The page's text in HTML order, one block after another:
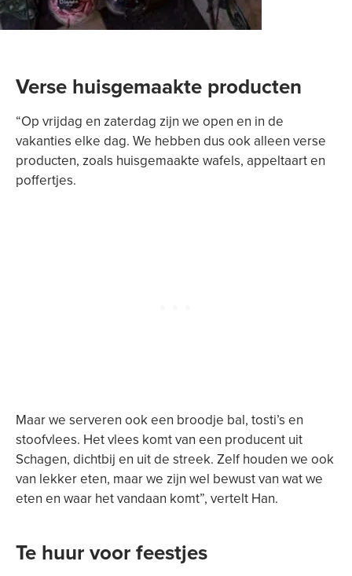
Verse huisgemaakte producten
“Op vrijdag en zaterdag zijn we open en in de
vakanties elke dag. We hebben dus ook alleen verse
producten, zoals huisgemaakte wafels, appeltaart en
poffertjes.
Maar we serveren ook een broodje bal, tosti’s en
stoofvlees. Het vlees komt van een producent uit
Schagen, dichtbij en uit de streek. Zelf houden we ook
van lekker eten, maar we zijn wel bewust van wat we
eten en waar het vandaan komt”, vertelt Han.
Te huur voor feestjes